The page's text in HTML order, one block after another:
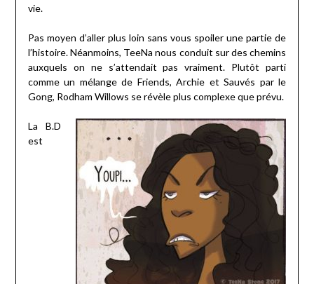
vie.
Pas moyen d’aller plus loin sans vous spoiler une partie de
l’histoire. Néanmoins, TeeNa nous conduit sur des chemins
auxquels on ne s’attendait pas vraiment. Plutôt parti
comme un mélange de Friends, Archie et Sauvés par le
Gong, Rodham Willows se révèle plus complexe que prévu.
La B.D
est